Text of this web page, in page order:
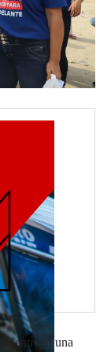
entregó una